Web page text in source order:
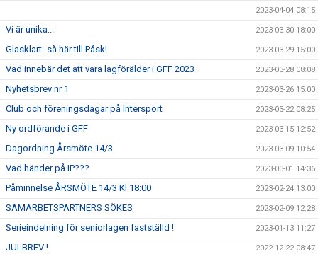
2023-04-04 08:15
Vi är unika... 2023-03-30 18:00
Glasklart- så här till Påsk! 2023-03-29 15:00
Vad innebär det att vara lagförälder i GFF 2023 2023-03-28 08:08
Nyhetsbrev nr 1 2023-03-26 15:00
Club och föreningsdagar på Intersport 2023-03-22 08:25
Ny ordförande i GFF 2023-03-15 12:52
Dagordning Årsmöte 14/3 2023-03-09 10:54
Vad händer på IP??? 2023-03-01 14:36
Påminnelse ÅRSMÖTE 14/3 Kl 18:00 2023-02-24 13:00
SAMARBETSPARTNERS SÖKES 2023-02-09 12:28
Serieindelning för seniorlagen fastställd ! 2023-01-13 11:27
JULBREV ! 2022-12-22 08:47